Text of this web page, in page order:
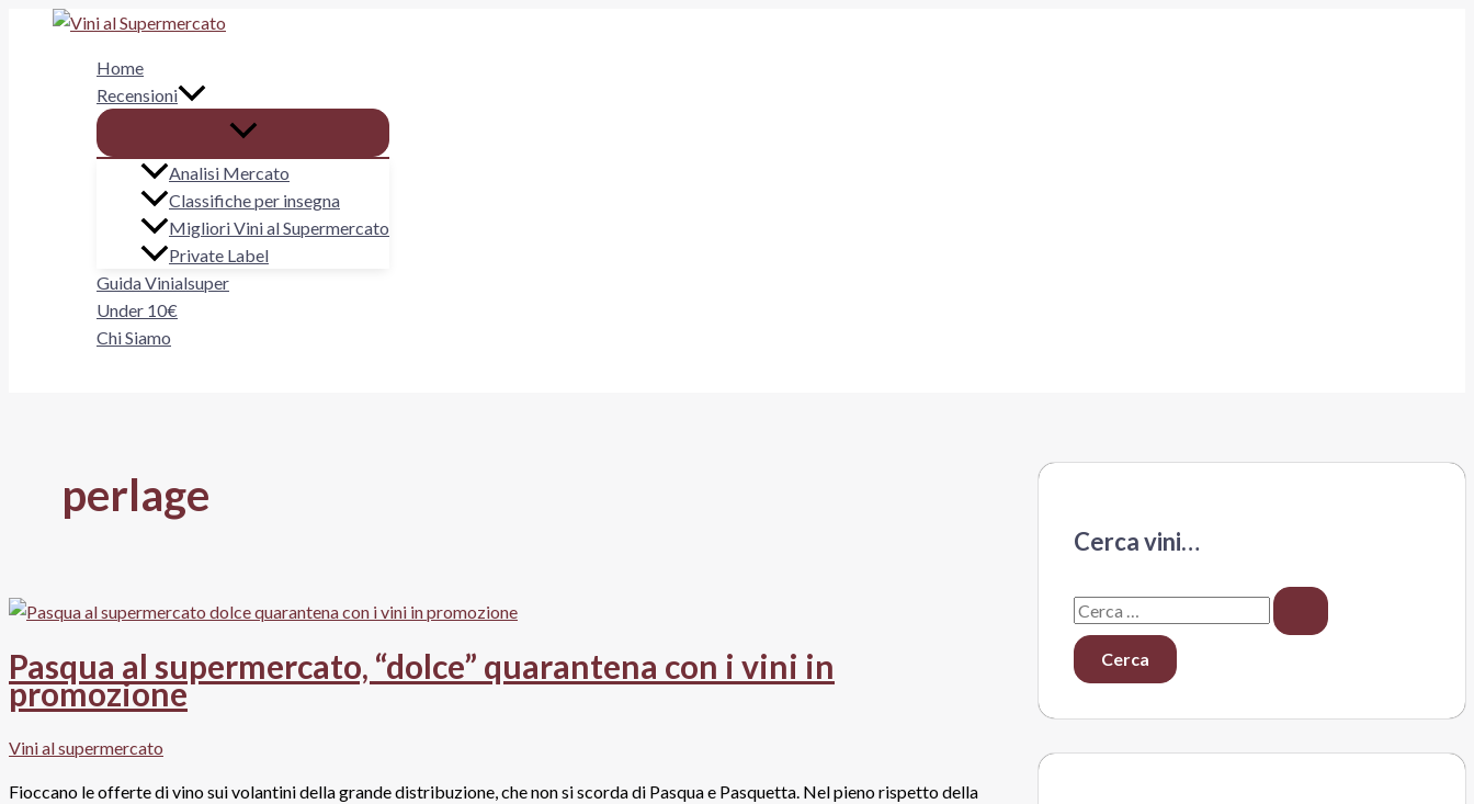
Home
Recensioni
Analisi Mercato
Classifiche per insegna
Migliori Vini al Supermercato
Private Label
Guida Vinialsuper
Under 10€
Chi Siamo
perlage
Pasqua al supermercato, “dolce” quarantena con i vini in
promozione
Vini al supermercato
Fioccano le offerte di vino sui volantini della grande distribuzione, che non si scorda di Pasqua e Pasquetta. Nel pieno rispetto della
Cerca vini…
C
e
r